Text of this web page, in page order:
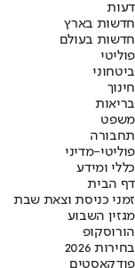
דעות
חדשות בארץ
חדשות בעולם
פוליטי
ביטחוני
חינוך
בריאות
משפט
תחבורה
פוליטי-מדיני
כללי ומידע
דף הבית
זמני כניסת וצאת שבת
מגזין השבוע
הורוסקופ
בחירות 2026
פודקאסטים